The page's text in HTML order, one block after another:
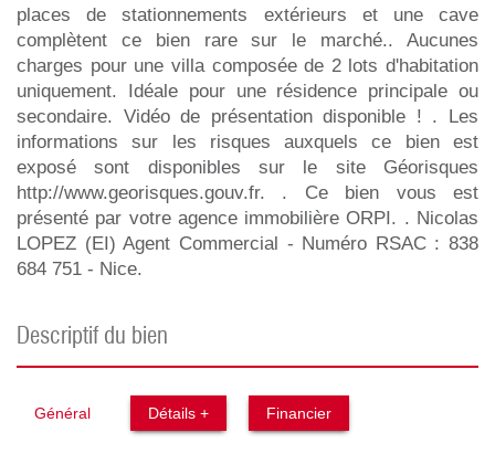
places de stationnements extérieurs et une cave
complètent ce bien rare sur le marché.. Aucunes
charges pour une villa composée de 2 lots d'habitation
uniquement. Idéale pour une résidence principale ou
secondaire. Vidéo de présentation disponible ! . Les
informations sur les risques auxquels ce bien est
exposé sont disponibles sur le site Géorisques
http://www.georisques.gouv.fr. . Ce bien vous est
présenté par votre agence immobilière ORPI. . Nicolas
LOPEZ (EI) Agent Commercial - Numéro RSAC : 838
684 751 - Nice.
descriptif du bien
Général Détails + Financier